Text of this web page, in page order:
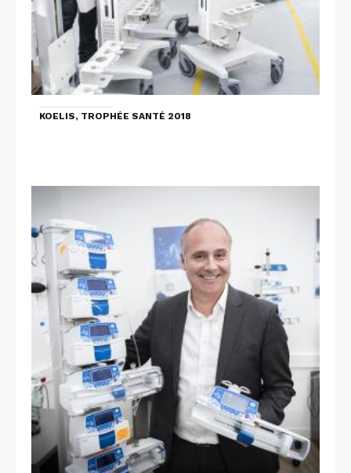
KOELIS, TROPHÉE SANTÉ 2018